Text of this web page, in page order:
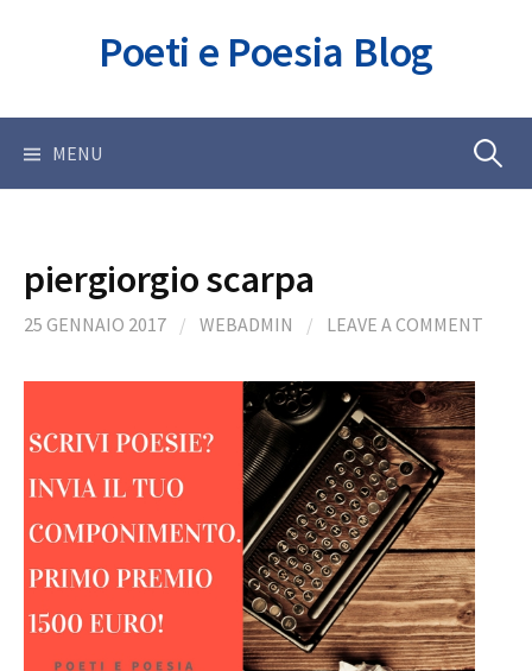
Poeti e Poesia Blog
MENU Ricerca
piergiorgio scarpa
25 GENNAIO 2017 / WEBADMIN / LEAVE A COMMENT